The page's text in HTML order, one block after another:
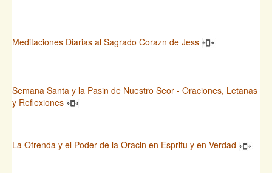
Meditaciones Diarias al Sagrado Corazn de Jess
Semana Santa y la Pasin de Nuestro Seor - Oraciones, Letanas
y Reflexiones
La Ofrenda y el Poder de la Oracin en Espritu y en Verdad